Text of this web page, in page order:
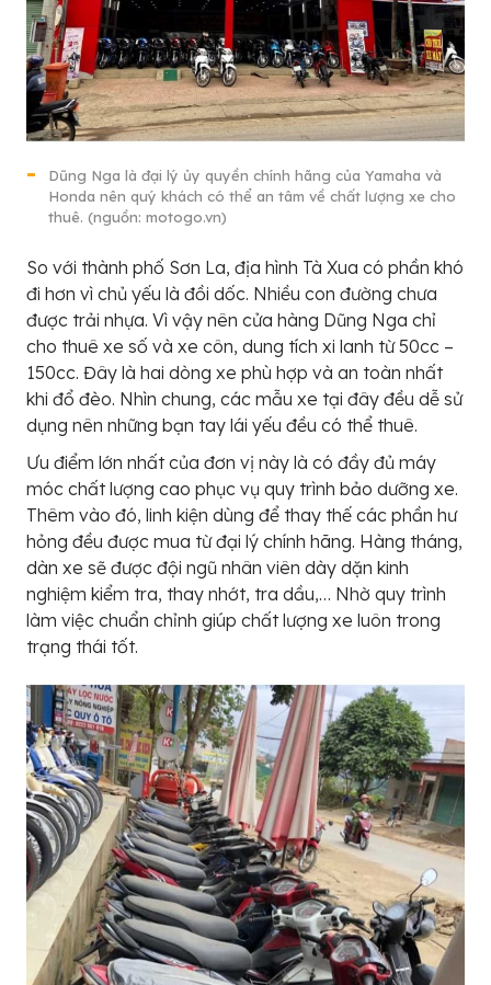
Dũng Nga là đại lý ủy quyền chính hãng của Yamaha và
Honda nên quý khách có thể an tâm về chất lượng xe cho
thuê. (nguồn: motogo.vn)
So với thành phố Sơn La, địa hình Tà Xua có phần khó
đi hơn vì chủ yếu là đồi dốc. Nhiều con đường chưa
được trải nhựa. Vì vậy nên cửa hàng Dũng Nga chỉ
cho thuê xe số và xe côn, dung tích xi lanh từ 50cc –
150cc. Đây là hai dòng xe phù hợp và an toàn nhất
khi đổ đèo. Nhìn chung, các mẫu xe tại đây đều dễ sử
dụng nên những bạn tay lái yếu đều có thể thuê.
Ưu điểm lớn nhất của đơn vị này là có đầy đủ máy
móc chất lượng cao phục vụ quy trình bảo dưỡng xe.
Thêm vào đó, linh kiện dùng để thay thế các phần hư
hỏng đều được mua từ đại lý chính hãng. Hàng tháng,
dàn xe sẽ được đội ngũ nhân viên dày dặn kinh
nghiệm kiểm tra, thay nhớt, tra dầu,… Nhờ quy trình
làm việc chuẩn chỉnh giúp chất lượng xe luôn trong
trạng thái tốt.